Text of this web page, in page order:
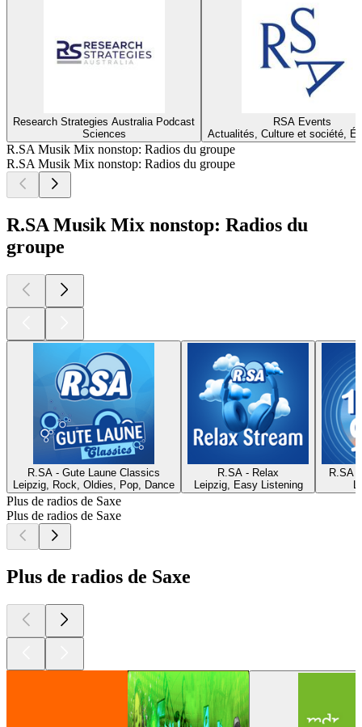
Research Strategies Australia Podcast
Sciences
RSA Events
Actualités, Culture et société,
R.SA Musik Mix nonstop: Radios du groupe
R.SA Musik Mix nonstop: Radios du groupe
R.SA Musik Mix nonstop: Radios du
groupe
R.SA - Gute Laune Classics
Leipzig, Rock, Oldies, Pop, Dance
R.SA - Relax
Leipzig, Easy Listening
R.SA
Plus de radios de Saxe
Plus de radios de Saxe
Plus de radios de Saxe